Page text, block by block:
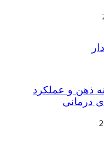
ذهن و عملکرد
درمانی